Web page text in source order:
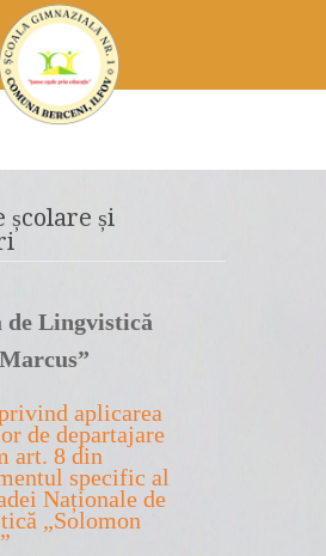
școlare și
Lingvistică
aplicarea
de departajare
art. 8 din
specific al
Naționale de
„Solomon